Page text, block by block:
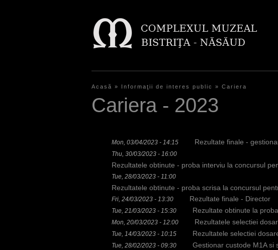
Y
Acasă » Informaţii de interes public » Cariera
Cariera - 2023
Mon, 03/04/2023 - 14:15 Rezultate finale -
Thu, 30/03/2023 - 16:00
Rezultatele obtinute - proba interviu la concursul
Tue, 28/03/2023 - 11:00
Rezultatele obtinute - proba scrisa la concursul
Fri, 24/03/2023 - 13:30 Rezultate finale - Director
Tue, 21/03/2023 - 15:30 Rezultate obtinute la
Mon, 20/03/2023 - 12:00 Rezultatele selectiei
Tue, 14/03/2023 - 10:15 Rezultatele selectiei
Tue, 28/02/2023 - 09:30 Gestionar custode M1A si